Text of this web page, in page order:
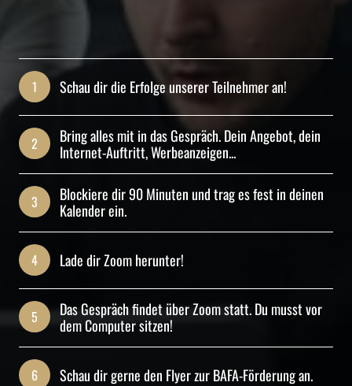
1 Schau dir die Erfolge unserer Teilnehmer an!
2
Bring alles mit in das Gespräch. Dein Angebot, dein
Internet-Auftritt, Werbeanzeigen...
3
Blockiere dir 90 Minuten und trag es fest in deinen
Kalender ein.
4 Lade dir Zoom herunter!
5
Das Gespräch findet über Zoom statt. Du musst vor
dem Computer sitzen!
6 Schau dir gerne den Flyer zur BAFA-Förderung an.